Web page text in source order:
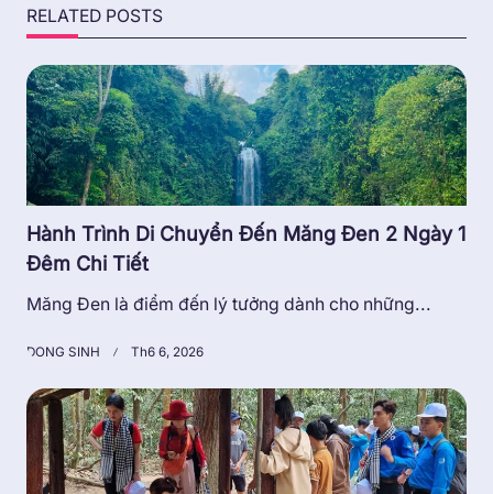
RELATED POSTS
Hành Trình Di Chuyển Đến Măng Đen 2 Ngày 1
Đêm Chi Tiết
Măng Đen là điểm đến lý tưởng dành cho những...
DONG SINH Th6 6, 2026